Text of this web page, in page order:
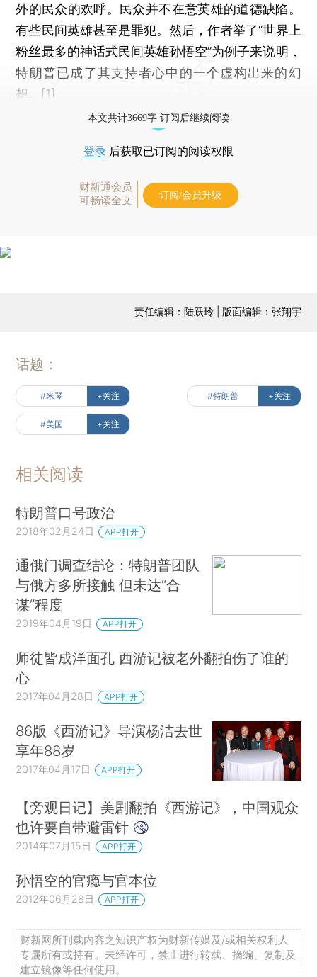
外的民众的欢呼。民众并不在意英雄的道德缺陷。
有些民间英雄甚至是罪犯。然后，作者举了“世界上
粉丝最多的神话式民间英雄孙悟空”为例子来说明，
特朗普已成了其支持者心中的一个虚构出来的幻
想。[1]
本文共计3669字 订阅后继续阅读
登录 后获取已订阅的阅读权限
财新通会员
可畅读全文
订阅/会员升级
责任编辑：陆跃玲 | 版面编辑：张翔宇
话题：
#米琴 +关注 #特朗普 +关注
#美国 +关注
相关阅读
特朗普口号政治
2018年02月24日 APP打开
通俄门调查结论：特朗普团队
与俄方多所接触 但未达“合
谋”程度
2019年04月19日 APP打开
师徒皆成洋面孔 西游记被老外翻拍伤了谁的
心
2017年04月28日 APP打开
86版《西游记》导演杨洁去世
享年88岁
2017年04月17日 APP打开
【旁观日记】美剧翻拍《西游记》，中国观众
也许要自带避雷针
2014年07月15日 APP打开
孙悟空的官瘾与官本位
2012年06月28日 APP打开
财新网所刊载内容之知识产权为财新传媒及/或相关权利人
专属所有或持有。未经许可，禁止进行转载、摘编、复制及
建立镜像等任何使用。